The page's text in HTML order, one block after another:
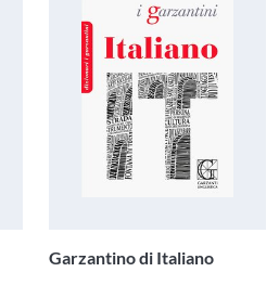
Garzantino di Italiano